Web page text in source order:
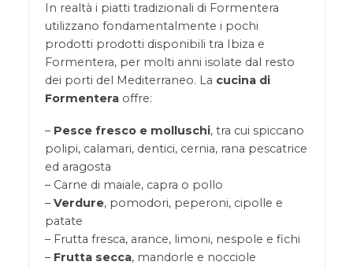
In realtà i piatti tradizionali di Formentera
utilizzano fondamentalmente i pochi
prodotti prodotti disponibili tra Ibiza e
Formentera, per molti anni isolate dal resto
dei porti del Mediterraneo. La cucina di
Formenteraoffre:
– Pesce fresco e molluschi, tra cui spiccano
polipi, calamari, dentici, cernia, rana pescatrice
ed aragosta
– Carne di maiale, capra o pollo
–Verdure, pomodori, peperoni, cipolle e
patate
– Frutta fresca, arance, limoni, nespole e fichi
– Frutta secca, mandorle e nocciole